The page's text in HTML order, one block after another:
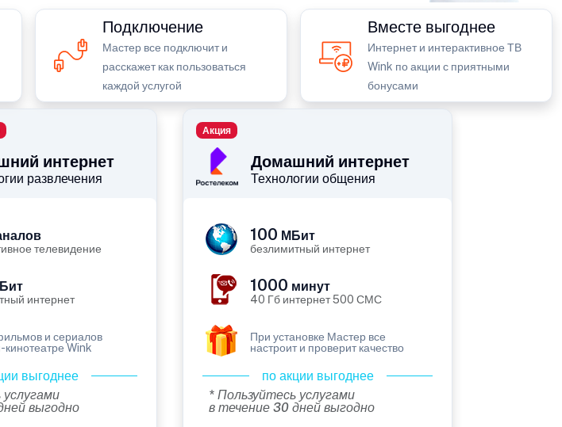
Подключение
Мастер все подключит и
расскажет как пользоваться
каждой услугой
Вместе выгоднее
Интернет и интерактивное ТВ
Wink по акции с приятными
бонусами
интернет
развлечения
телевидение
интернет
и сериалов
кинотеатре Wink
выгоднее
выгодно
Домашний интернет
Технологии общения
Акция
100 МБит
безлимитный интернет
1000 минут
40 Гб интернет 500 СМС
При установке Мастер все
настроит и проверит качество
по акции выгоднее
* Пользуйтесь услугами
в течение 30 дней выгодно